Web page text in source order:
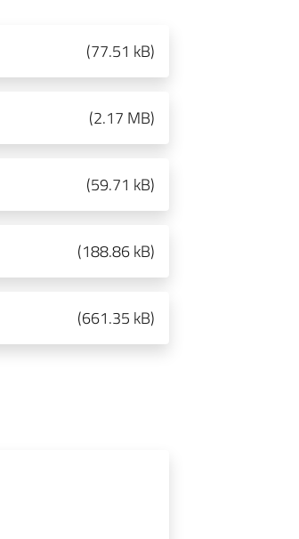
(77.51 kB)
(2.17 MB)
(59.71 kB)
(188.86 kB)
(661.35 kB)